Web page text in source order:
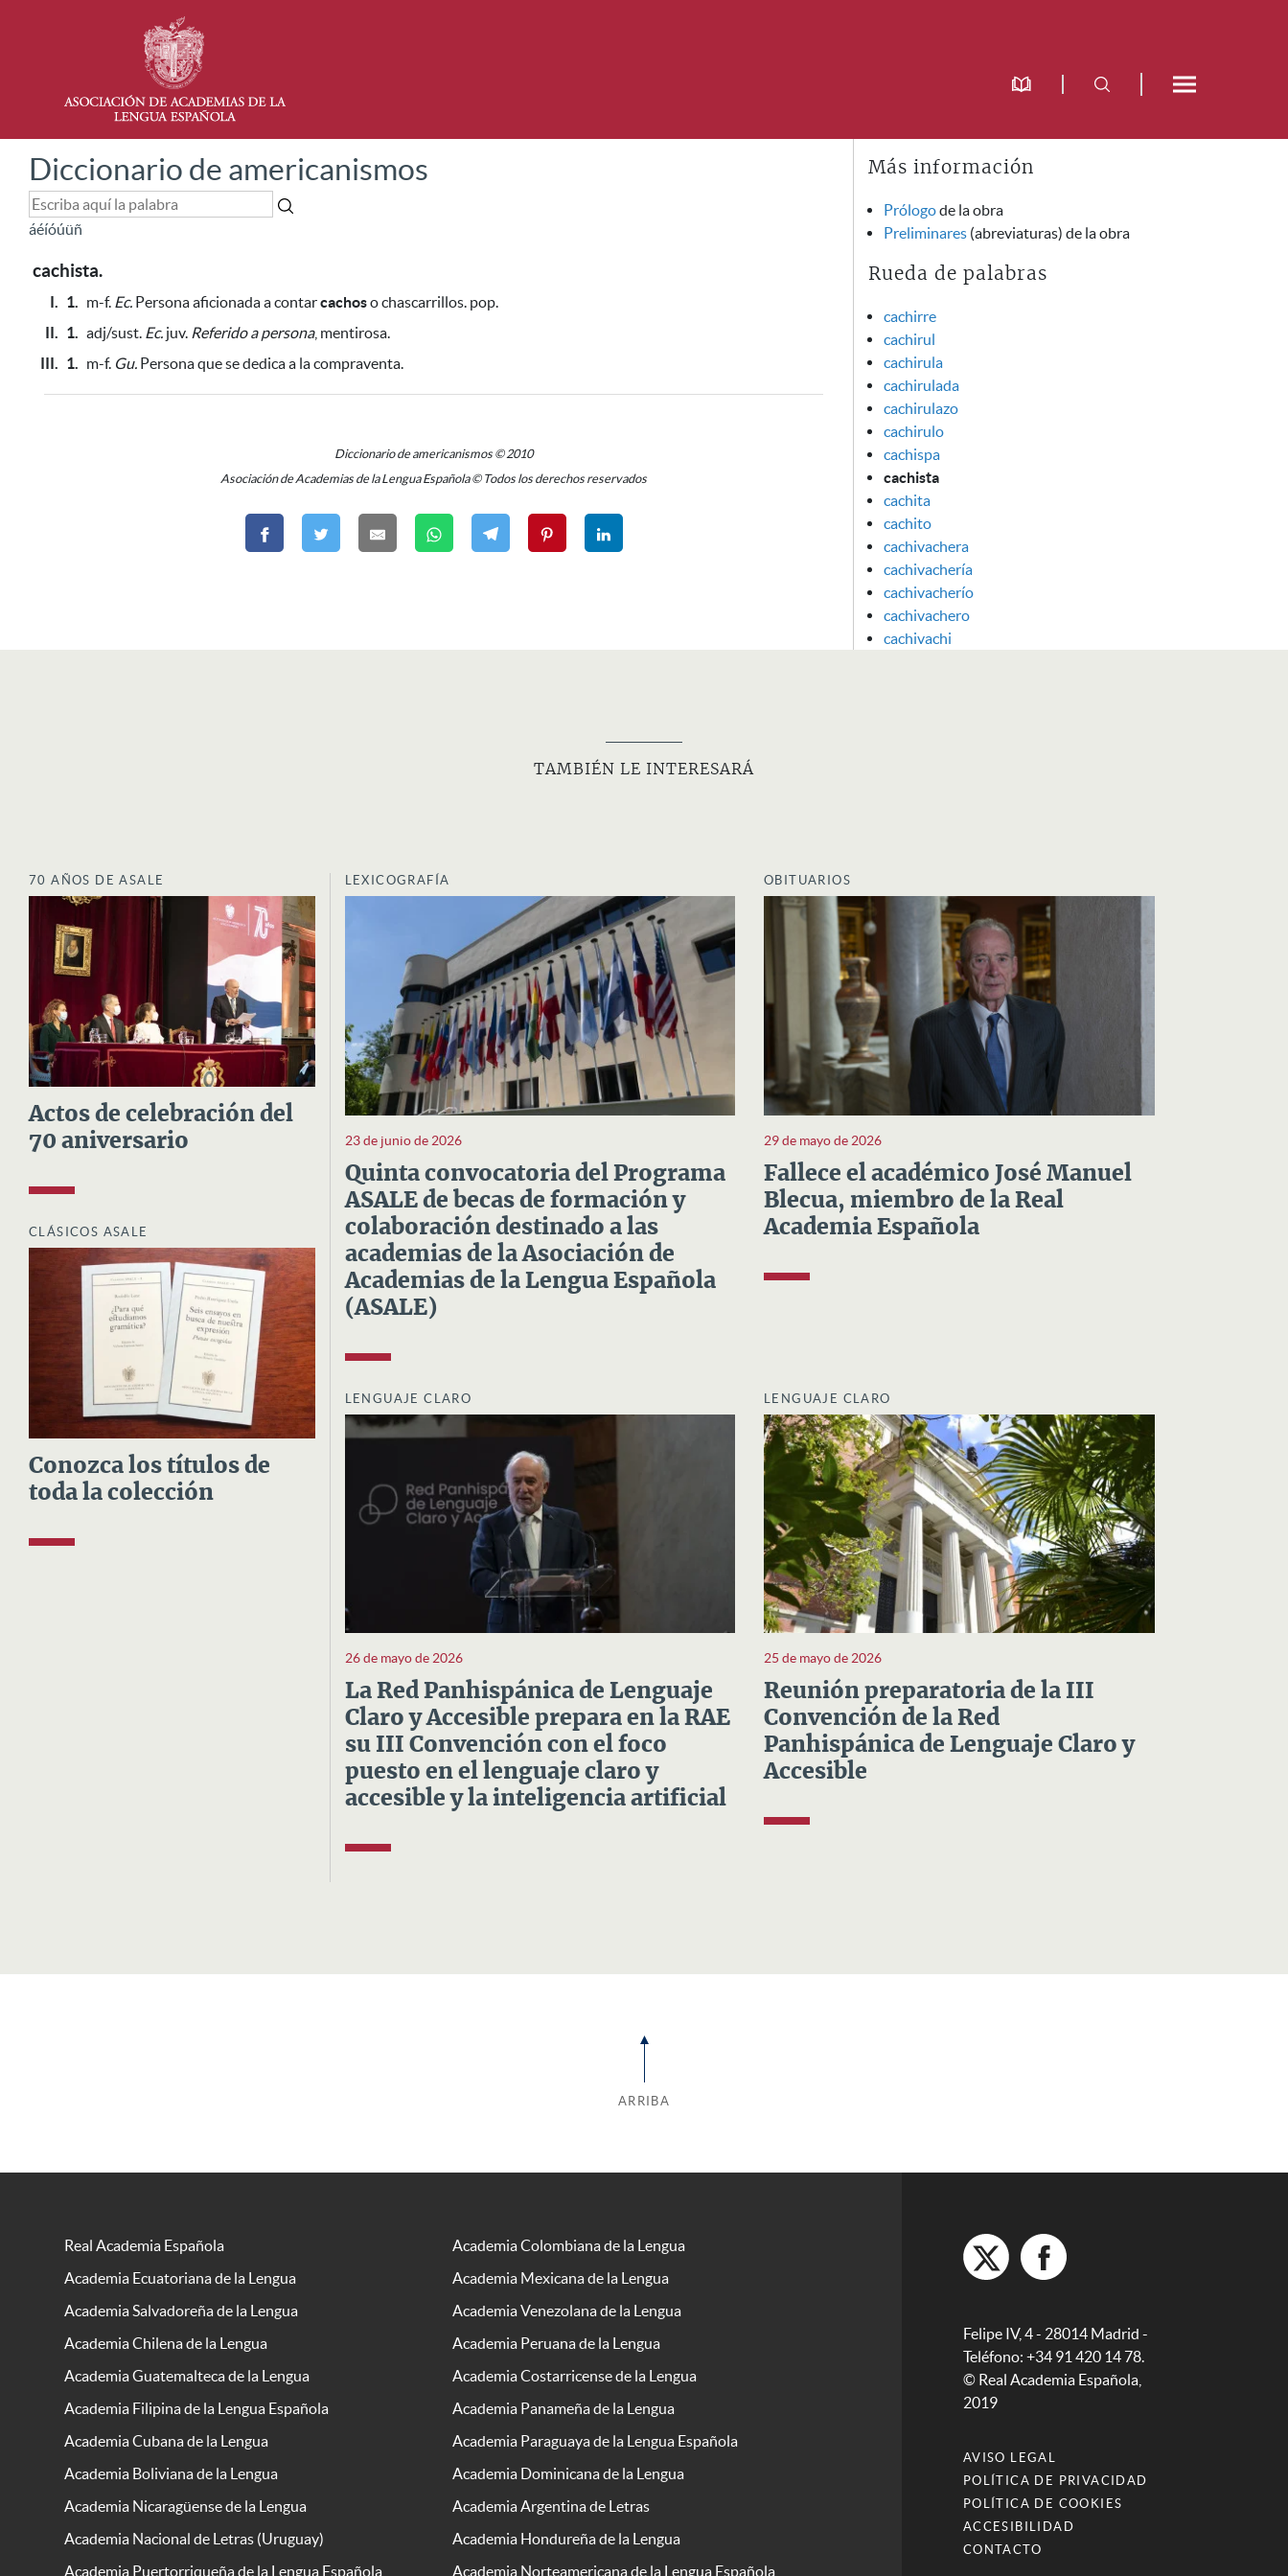
Diccionario de americanismos
áéíóúüñ
cachista.
I. 1. m-f. Ec. Persona aficionada a contarcachosochascarrillos. pop.
II. 1. adj/sust. Ec. juv. Referido a persona, mentirosa.
III. 1. m-f. Gu. Persona que se dedica a la compraventa.
Diccionario de americanismos © 2010
Asociación de Academias de la Lengua Española © Todos los derechos reservados
Más información
Prólogode la obra
Preliminares (abreviaturas) de la obra
Rueda de palabras
cachirre
cachirul
cachirula
cachirulada
cachirulazo
cachirulo
cachispa
cachista
cachita
cachito
cachivachera
cachivachería
cachivacherío
cachivachero
cachivachi
TAMBIÉN LE INTERESARÁ
70 AÑOS DE ASALE
Actos de celebración del
70 aniversario
CLÁSICOS ASALE
Conozca los títulos de
toda la colección
LEXICOGRAFÍA
23 de junio de 2026
Quinta convocatoria del Programa
ASALE de becas de formación y
colaboración destinado a las
academias de la Asociación de
Academias de la Lengua Española
(ASALE)
OBITUARIOS
29 de mayo de 2026
Fallece el académico José Manuel
Blecua, miembro de la Real
Academia Española
LENGUAJE CLARO
26 de mayo de 2026
La Red Panhispánica de Lenguaje
Claro y Accesible prepara en la RAE
su III Convención con el foco
puesto en el lenguaje claro y
accesible y la inteligencia artificial
LENGUAJE CLARO
25 de mayo de 2026
Reunión preparatoria de la III
Convención de la Red
Panhispánica de Lenguaje Claro y
Accesible
ARRIBA
Real Academia Española
Academia Colombiana de la Lengua
Academia Ecuatoriana de la Lengua
Academia Mexicana de la Lengua
Academia Salvadoreña de la Lengua
Academia Venezolana de la Lengua
Academia Chilena de la Lengua
Academia Peruana de la Lengua
Academia Guatemalteca de la Lengua
Academia Costarricense de la Lengua
Academia Filipina de la Lengua Española
Academia Panameña de la Lengua
Academia Cubana de la Lengua
Academia Paraguaya de la Lengua Española
Academia Boliviana de la Lengua
Academia Dominicana de la Lengua
Academia Nicaragüense de la Lengua
Academia Argentina de Letras
Academia Nacional de Letras (Uruguay)
Academia Hondureña de la Lengua
Academia Puertorriqueña de la Lengua Española
Academia Norteamericana de la Lengua Española
Felipe IV, 4 - 28014 Madrid -
Teléfono: +34 91 420 14 78.
© Real Academia Española,
2019
AVISO LEGAL
POLÍTICA DE PRIVACIDAD
POLÍTICA DE COOKIES
ACCESIBILIDAD
CONTACTO